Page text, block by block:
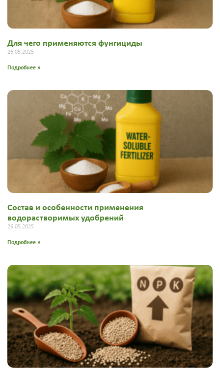
Для чего применяются фунгициды
26.05.2025
Подробнее »
Состав и особенности применения
водорастворимых удобрений
26.05.2025
Подробнее »